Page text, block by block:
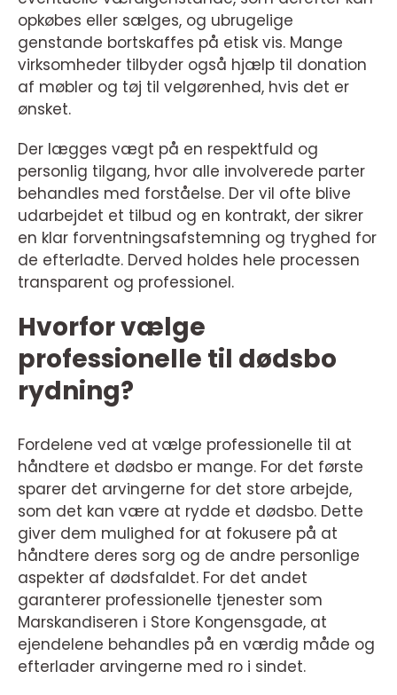
opkøbes eller sælges, og ubrugelige
genstande bortskaffes på etisk vis. Mange
virksomheder tilbyder også hjælp til donation
af møbler og tøj til velgørenhed, hvis det er
ønsket.
Der lægges vægt på en respektfuld og
personlig tilgang, hvor alle involverede parter
behandles med forståelse. Der vil ofte blive
udarbejdet et tilbud og en kontrakt, der sikrer
en klar forventningsafstemning og tryghed for
de efterladte. Derved holdes hele processen
transparent og professionel.
Hvorfor vælge
professionelle til dødsbo
rydning?
Fordelene ved at vælge professionelle til at
håndtere et dødsbo er mange. For det første
sparer det arvingerne for det store arbejde,
som det kan være at rydde et dødsbo. Dette
giver dem mulighed for at fokusere på at
håndtere deres sorg og de andre personlige
aspekter af dødsfaldet. For det andet
garanterer professionelle tjenester som
Marskandiseren i Store Kongensgade, at
ejendelene behandles på en værdig måde og
efterlader arvingerne med ro i sindet.